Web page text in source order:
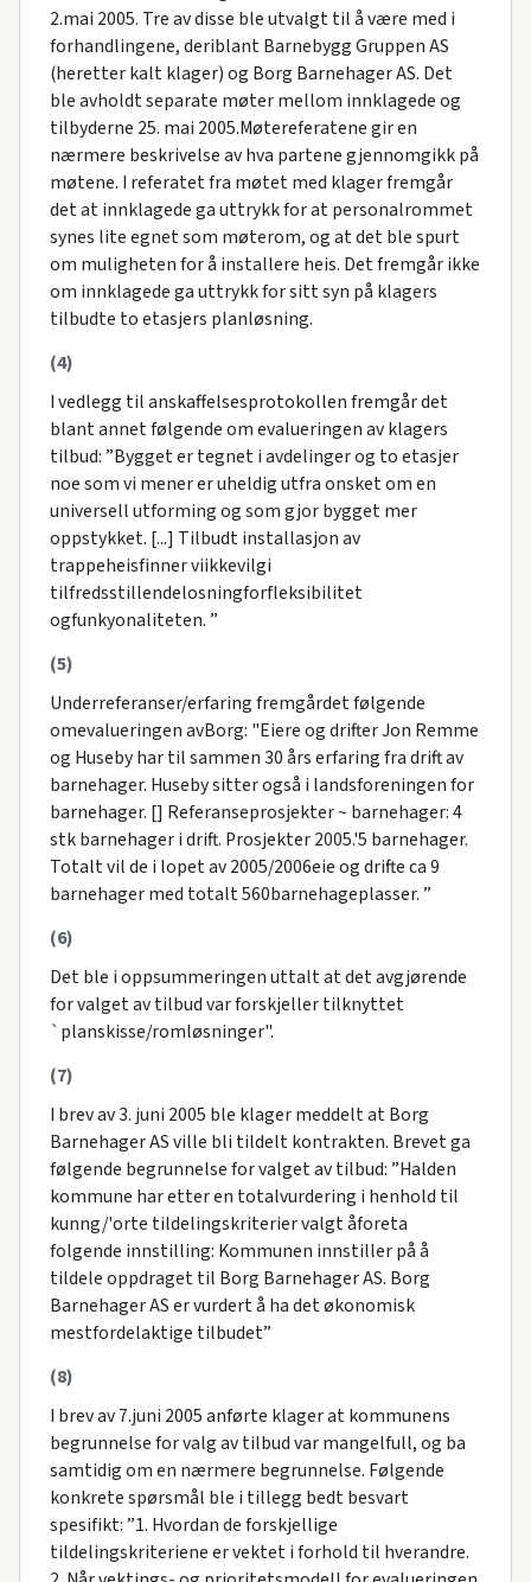
2.mai 2005. Tre av disse ble utvalgt til å være med i
forhandlingene, deriblant Barnebygg Gruppen AS
(heretter kalt klager) og Borg Barnehager AS. Det
ble avholdt separate møter mellom innklagede og
tilbyderne 25. mai 2005.Møtereferatene gir en
nærmere beskrivelse av hva partene gjennomgikk på
møtene. I referatet fra møtet med klager fremgår
det at innklagede ga uttrykk for at personalrommet
synes lite egnet som møterom, og at det ble spurt
om muligheten for å installere heis. Det fremgår ikke
om innklagede ga uttrykk for sitt syn på klagers
tilbudte to etasjers planløsning.
(4)
I vedlegg til anskaffelsesprotokollen fremgår det
blant annet følgende om evalueringen av klagers
tilbud: ”Bygget er tegnet i avdelinger og to etasjer
noe som vi mener er uheldig utfra onsket om en
universell utforming og som gjor bygget mer
oppstykket. [...] Tilbudt installasjon av
trappeheisfinner viikkevilgi
tilfredsstillendelosningforfleksibilitet
ogfunkyonaliteten. ”
(5)
Underreferanser/erfaring fremgårdet følgende
omevalueringen avBorg: "Eiere og drifter Jon Remme
og Huseby har til sammen 30 års erfaring fra drift av
barnehager. Huseby sitter også i landsforeningen for
barnehager. [] Referanseprosjekter ~ barnehager: 4
stk barnehager i drift. Prosjekter 2005.'5 barnehager.
Totalt vil de i lopet av 2005/2006eie og drifte ca 9
barnehager med totalt 560barnehageplasser. ”
(6)
Det ble i oppsummeringen uttalt at det avgjørende
for valget av tilbud var forskjeller tilknyttet
`planskisse/romløsninger".
(7)
I brev av 3. juni 2005 ble klager meddelt at Borg
Barnehager AS ville bli tildelt kontrakten. Brevet ga
følgende begrunnelse for valget av tilbud: ”Halden
kommune har etter en totalvurdering i henhold til
kunng/'orte tildelingskriterier valgt åforeta
folgende innstilling: Kommunen innstiller på å
tildele oppdraget til Borg Barnehager AS. Borg
Barnehager AS er vurdert å ha det økonomisk
mestfordelaktige tilbudet”
(8)
I brev av 7.juni 2005 anførte klager at kommunens
begrunnelse for valg av tilbud var mangelfull, og ba
samtidig om en nærmere begrunnelse. Følgende
konkrete spørsmål ble i tillegg bedt besvart
spesifikt: ”1. Hvordan de forskjellige
tildelingskriteriene er vektet i forhold til hverandre.